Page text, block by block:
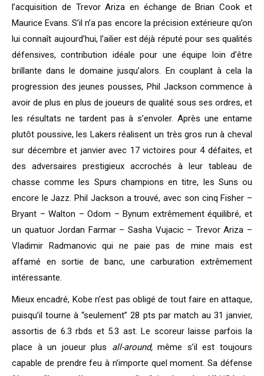
l’acquisition de Trevor Ariza en échange de Brian Cook et
Maurice Evans. S’il n’a pas encore la précision extérieure qu’on
lui connaît aujourd’hui, l’ailier est déjà réputé pour ses qualités
défensives, contribution idéale pour une équipe loin d’être
brillante dans le domaine jusqu’alors. En couplant à cela la
progression des jeunes pousses, Phil Jackson commence à
avoir de plus en plus de joueurs de qualité sous ses ordres, et
les résultats ne tardent pas à s’envoler. Après une entame
plutôt poussive, les Lakers réalisent un très gros run à cheval
sur décembre et janvier avec 17 victoires pour 4 défaites, et
des adversaires prestigieux accrochés à leur tableau de
chasse comme les Spurs champions en titre, les Suns ou
encore le Jazz. Phil Jackson a trouvé, avec son cinq Fisher –
Bryant – Walton – Odom – Bynum extrêmement équilibré, et
un quatuor Jordan Farmar – Sasha Vujacic – Trevor Ariza –
Vladimir Radmanovic qui ne paie pas de mine mais est
affamé en sortie de banc, une carburation extrêmement
intéressante.
Mieux encadré, Kobe n’est pas obligé de tout faire en attaque,
puisqu’il tourne à “seulement” 28 pts par match au 31 janvier,
assortis de 6.3 rbds et 5.3 ast. Le scoreur laisse parfois la
place à un joueur plus all-around,même s’il est toujours
capable de prendre feu à n’importe quel moment. Sa défense